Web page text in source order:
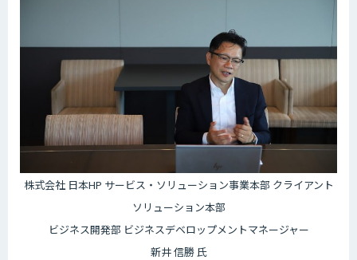
株式会社 日本HP サービス・ソリューション事業本部 クライアント
ソリューション本部
ビジネス開発部 ビジネスデベロップメントマネージャー
新井 信勝 氏